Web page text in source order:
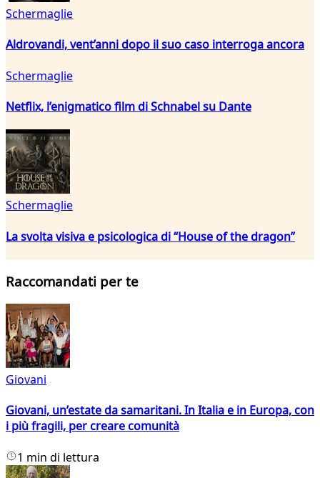
Schermaglie
Aldrovandi, vent’anni dopo il suo caso interroga ancora
Schermaglie
Netflix, l’enigmatico film di Schnabel su Dante
Schermaglie
La svolta visiva e psicologica di “House of the dragon”
Raccomandati per te
Giovani
Giovani, un’estate da samaritani. In Italia e in Europa, con
i più fragili, per creare comunità
1 min di lettura